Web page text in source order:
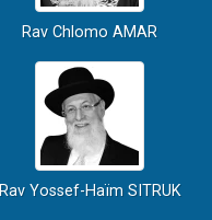
Rav Chlomo AMAR
Rav Yossef-Haïm SITRUK